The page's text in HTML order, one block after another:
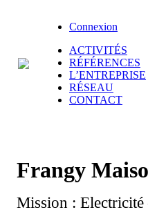
Connexion
ACTIVITÉS
RÉFÉRENCES
L’ENTREPRISE
RÉSEAU
CONTACT
Frangy
Mission : Electricité